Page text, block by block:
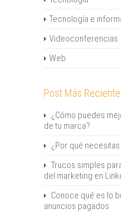
Tecnología e
Videoconferencias
Web
Post Más
¿Cómo puedes
de tu marca?
¿Por qué
Trucos simples
del marketing en
Conoce qué es lo
anuncios pagados